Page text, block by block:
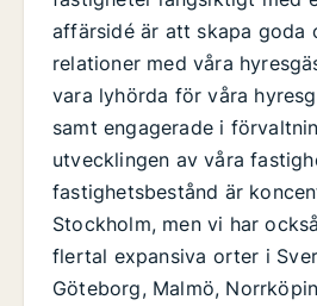
affärsidé är att skapa goda
relationer med våra
vara lyhörda för våra
samt engagerade i
utvecklingen av våra
fastighetsbestånd är
Stockholm, men vi har
flertal expansiva orter i
Göteborg, Malmö,